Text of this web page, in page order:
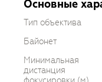
Основные
Тип объектива
Байонет
Минимальная
дистанция